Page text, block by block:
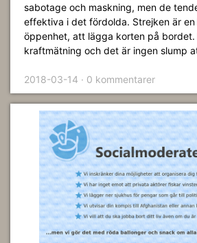
sabotage och maskning, men de
effektiva i det fördolda. Strejken är
öppenhet, att lägga korten på bordet.
kraftmätning och det är ingen slump
2018-03-14 · 0 kommentarer